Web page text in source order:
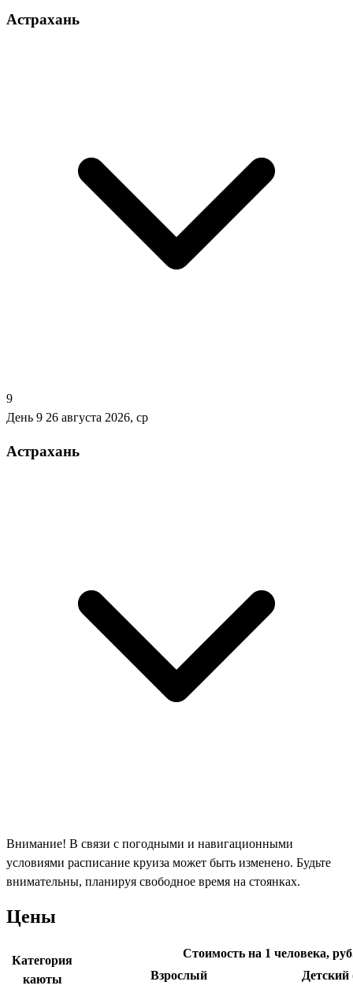
Астрахань
9
День 9 26 августа 2026, ср
Астрахань
Внимание! В связи с погодными и навигационными
условиями расписание круиза может быть изменено. Будьте
внимательны, планируя свободное время на стоянках.
Цены
Категория
каюты
Стоимость на 1 человека,
Взрослый
Детский